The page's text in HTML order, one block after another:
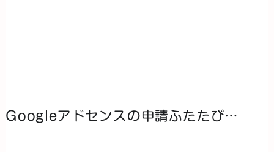
Googleアドセンスの申請ふたたび…